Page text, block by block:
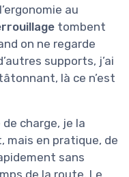
au
tombent
on ne regarde
supports, j’ai
là ce n’est
charge, je la
mais en pratique, de
sans
de la route. Le